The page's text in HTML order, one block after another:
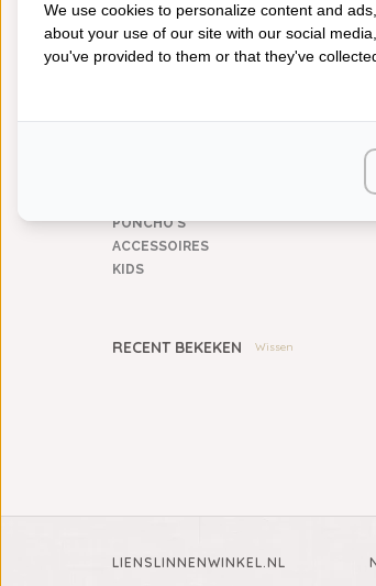
BADGOED
BEDDENGOED
KEUKENGOED
PONCHO'S
ACCESSOIRES
KIDS
RECENT BEKEKEN Wissen
LIENSLINNENWINKEL.NL
We use cookies to personalize content and
about your use of our site with our social
you've provided to them or that they've